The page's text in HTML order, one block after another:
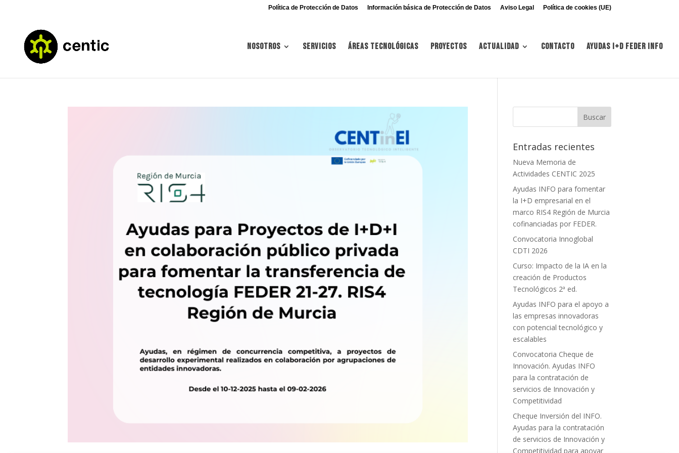
Política de Protección de Datos Información básica de Protección de Datos Aviso Legal Política de cookies (UE)
Nosotros Servicios Áreas tecnológicas Proyectos Actualidad Contacto Ayudas I+d FEDER INFO
Entradas recientes
Nueva Memoria de
Actividades CENTIC 2025
Ayudas INFO para fomentar
la I+D empresarial en el
marco RIS4 Región de Murcia
cofinanciadas por FEDER.
Convocatoria Innoglobal
CDTI 2026
Curso: Impacto de la IA en la
creación de Productos
Tecnológicos 2ª ed.
Ayudas INFO para el apoyo a
las empresas innovadoras
con potencial tecnológico y
escalables
Convocatoria Cheque de
Innovación. Ayudas INFO
para la contratación de
servicios de Innovación y
Competitividad
Cheque Inversión del INFO.
Ayudas para la contratación
de servicios de Innovación y
Competitividad para apoyar